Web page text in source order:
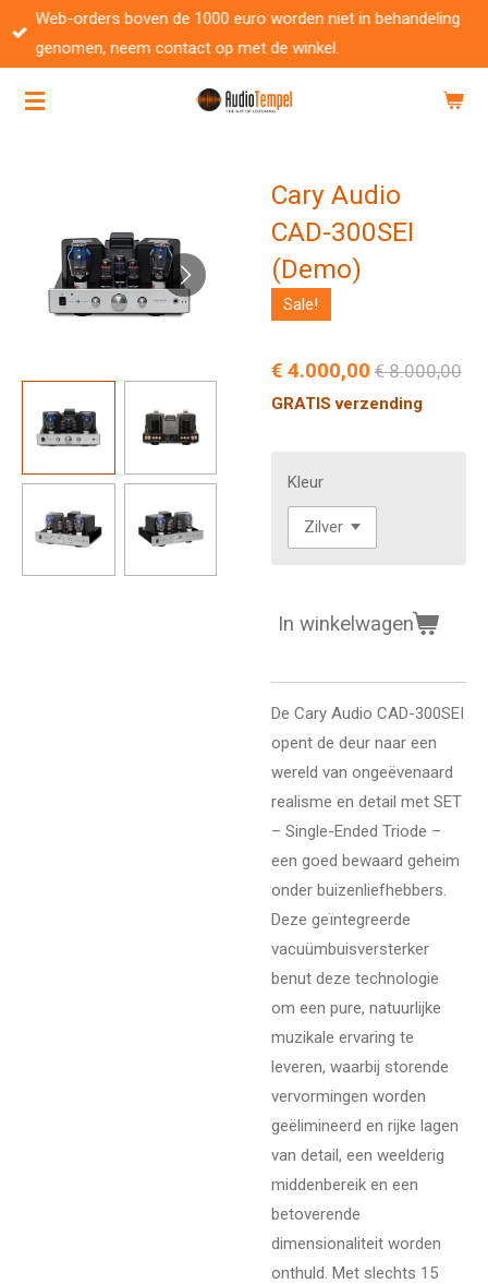
Ga
direct
de
Web-orders boven de 1000 euro worden niet in behandeling
genomen, neem contact op met de winkel.
Cary Audio
CAD-300SEI
(Demo)
Sale!
€ 4.000,00 € 8.000,00
GRATIS verzending
Kleur
In winkelwagen
De Cary Audio CAD-300SEI
opent de deur naar een
wereld van ongeëvenaard
realisme en detail met SET
– Single-Ended Triode –
een goed bewaard geheim
onder buizenliefhebbers.
Deze geïntegreerde
vacuümbuisversterker
benut deze technologie
om een pure, natuurlijke
muzikale ervaring te
leveren, waarbij storende
vervormingen worden
geëlimineerd en rijke lagen
van detail, een weelderig
middenbereik en een
betoverende
dimensionaliteit worden
onthuld. Met slechts 15